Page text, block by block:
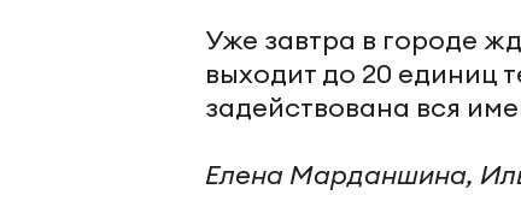
Уже завтра в городе
выходит до 20 единиц
задействована вся
Елена Марданшина,